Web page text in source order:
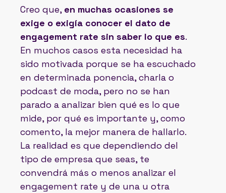
Creo que, en muchas ocasiones se
exige o exigía conocer el dato de
engagement rate sin saber lo que es.
En muchos casos esta necesidad ha
sido motivada porque se ha escuchado
en determinada ponencia, charla o
podcast de moda, pero no se han
parado a analizar bien qué es lo que
mide, por qué es importante y, como
comento, la mejor manera de hallarlo.
La realidad es que dependiendo del
tipo de empresa que seas, te
convendrá más o menos analizar el
engagement rate y de una u otra